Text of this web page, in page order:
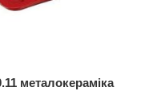
металокераміка